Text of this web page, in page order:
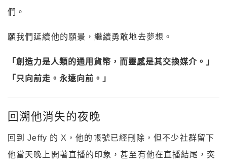
們。
願我們延續他的願景，繼續勇敢地去夢想。
「創造力是人類的通用貨幣，而靈感是其交換媒介。」
「只向前走。永遠向前。」
回溯他消失的夜晚
回到 Jeffy 的 X，他的帳號已經刪除，但不少社群留下
他當天晚上開著直播的印象，甚至有他在直播結尾，突